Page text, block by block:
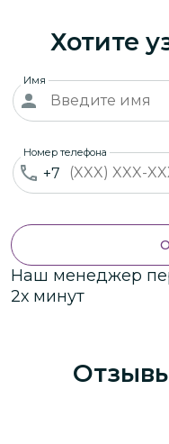
Хотите
Имя
+7
Номер телефона
Наш менеджер
2х минут